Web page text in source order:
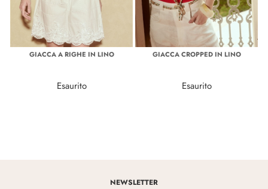
GIACCA A RIGHE IN LINO
Esaurito
GIACCA CROPPED IN LINO
Esaurito
NEWSLETTER